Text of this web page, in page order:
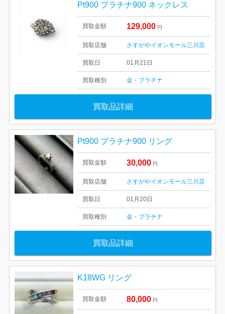
Pt900 プラチナ900 ネックレス
買取金額 129,000 円
買取店舗 さすがやイオンモール三川店
買取日 01月21日
買取種別 金・プラチナ
買取品詳細
Pt900 プラチナ900 リング
買取金額 30,000 円
買取店舗 さすがやイオンモール三川店
買取日 01月20日
買取種別 金・プラチナ
買取品詳細
K18WG リング
買取金額 80,000 円